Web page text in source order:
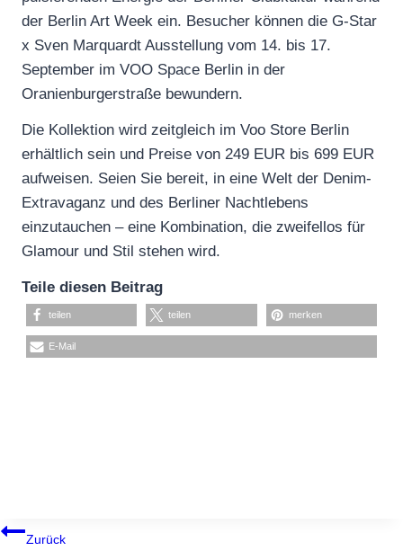
der Berlin Art Week ein. Besucher können die G-Star
x Sven Marquardt Ausstellung vom 14. bis 17.
September im VOO Space Berlin in der
Oranienburgerstraße bewundern.
Die Kollektion wird zeitgleich im Voo Store Berlin
erhältlich sein und Preise von 249 EUR bis 699 EUR
aufweisen. Seien Sie bereit, in eine Welt der Denim-
Extravaganz und des Berliner Nachtlebens
einzutauchen – eine Kombination, die zweifellos für
Glamour und Stil stehen wird.
Teile diesen Beitrag
teilen teilen merken
E-Mail
BEITRAGSNAVIGATION
Zurück